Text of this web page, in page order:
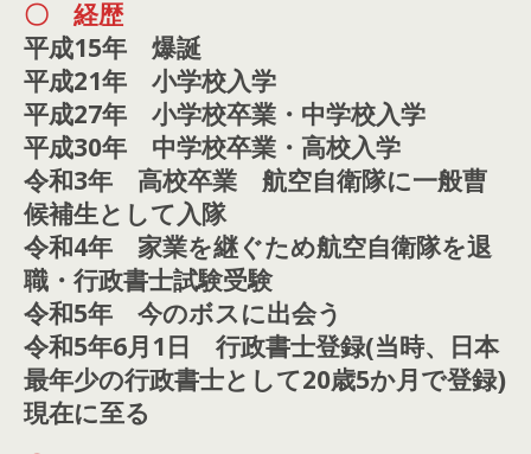
〇 経歴
平成15年 爆誕
平成21年 小学校入学
平成27年 小学校卒業・中学校入学
平成30年 中学校卒業・高校入学
令和3年 高校卒業 航空自衛隊に一般曹
候補生として入隊
令和4年 家業を継ぐため航空自衛隊を退
職・行政書士試験受験
令和5年 今のボスに出会う
令和5年6月1日 行政書士登録(当時、日本
最年少の行政書士として20歳5か月で登録)
現在に至る